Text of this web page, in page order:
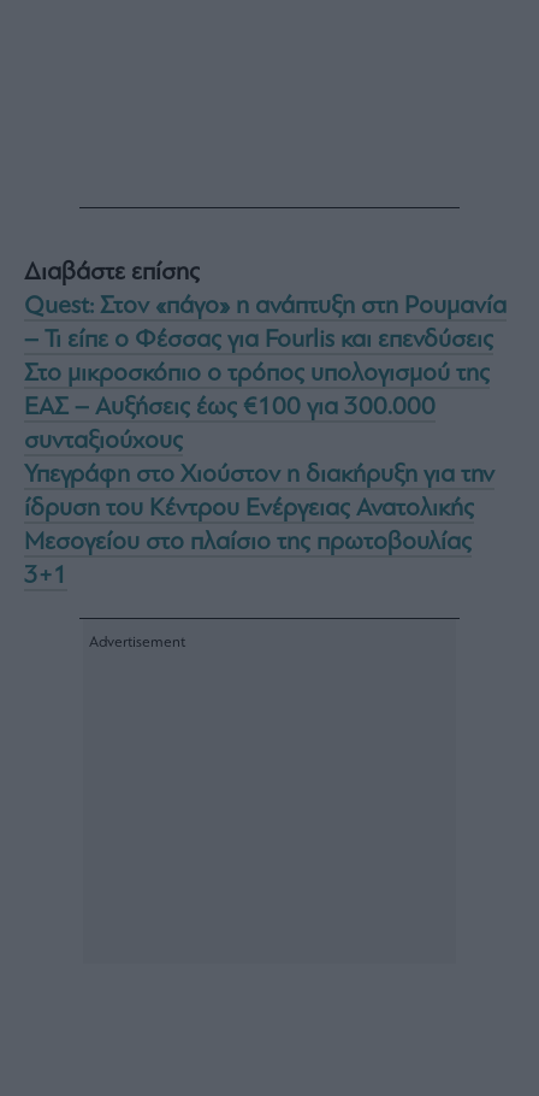
Διαβάστε επίσης
Quest: Στον «πάγο» η ανάπτυξη στη Ρουμανία
– Τι είπε ο Φέσσας για Fourlis και επενδύσεις
Στο μικροσκόπιο ο τρόπος υπολογισμού της
ΕΑΣ – Αυξήσεις έως €100 για 300.000
συνταξιούχους
Υπεγράφη στο Χιούστον η διακήρυξη για την
ίδρυση του Κέντρου Ενέργειας Ανατολικής
Μεσογείου στο πλαίσιο της πρωτοβουλίας
3+1